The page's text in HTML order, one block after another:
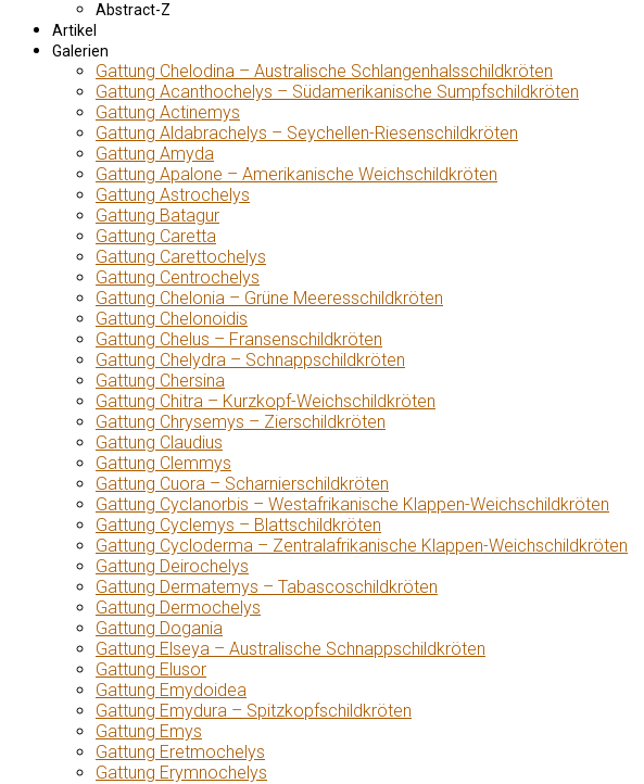
Abstract-Z
Artikel
Galerien
Gattung Chelodina – Australische Schlangenhalsschildkröten
Gattung Acanthochelys – Südamerikanische Sumpfschildkröten
Gattung Actinemys
Gattung Aldabrachelys – Seychellen-Riesenschildkröten
Gattung Amyda
Gattung Apalone – Amerikanische Weichschildkröten
Gattung Astrochelys
Gattung Batagur
Gattung Caretta
Gattung Carettochelys
Gattung Centrochelys
Gattung Chelonia – Grüne Meeresschildkröten
Gattung Chelonoidis
Gattung Chelus – Fransenschildkröten
Gattung Chelydra – Schnappschildkröten
Gattung Chersina
Gattung Chitra – Kurzkopf-Weichschildkröten
Gattung Chrysemys – Zierschildkröten
Gattung Claudius
Gattung Clemmys
Gattung Cuora – Scharnierschildkröten
Gattung Cyclanorbis – Westafrikanische Klappen-Weichschildkröten
Gattung Cyclemys – Blattschildkröten
Gattung Cycloderma – Zentralafrikanische Klappen-Weichschildkröten
Gattung Deirochelys
Gattung Dermatemys – Tabascoschildkröten
Gattung Dermochelys
Gattung Dogania
Gattung Elseya – Australische Schnappschildkröten
Gattung Elusor
Gattung Emydoidea
Gattung Emydura – Spitzkopfschildkröten
Gattung Emys
Gattung Eretmochelys
Gattung Erymnochelys